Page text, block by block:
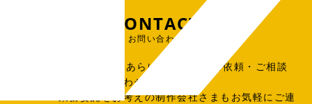
CONTACT
お問い合わせ
出版物、広告、WEB、あらゆる制作物のご依頼・ご相談
はこちらからお問い合わせください。
SOHO・業務委託をお考えの制作会社さまもお気軽にご連